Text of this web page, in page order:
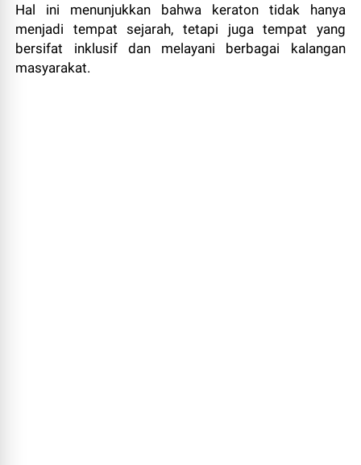
Hal ini menunjukkan bahwa keraton tidak hanya
menjadi tempat sejarah, tetapi juga tempat yang
bersifat inklusif dan melayani berbagai kalangan
masyarakat.